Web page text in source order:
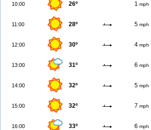
10:00 26º 1 mph
11:00 28º 5 mph
12:00 30º 4 mph
13:00 31º 6 mph
14:00 32º 5 mph
15:00 32º 7 mph
16:00 33º 6 mph